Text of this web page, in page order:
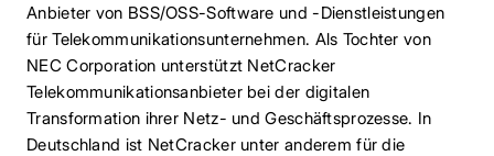
Anbieter von BSS/OSS-Software und -Dienstleistungen
für Telekommunikationsunternehmen. Als Tochter von
NEC Corporation unterstützt NetCracker
Telekommunikationsanbieter bei der digitalen
Transformation ihrer Netz- und Geschäftsprozesse. In
Deutschland ist NetCracker unter anderem für die